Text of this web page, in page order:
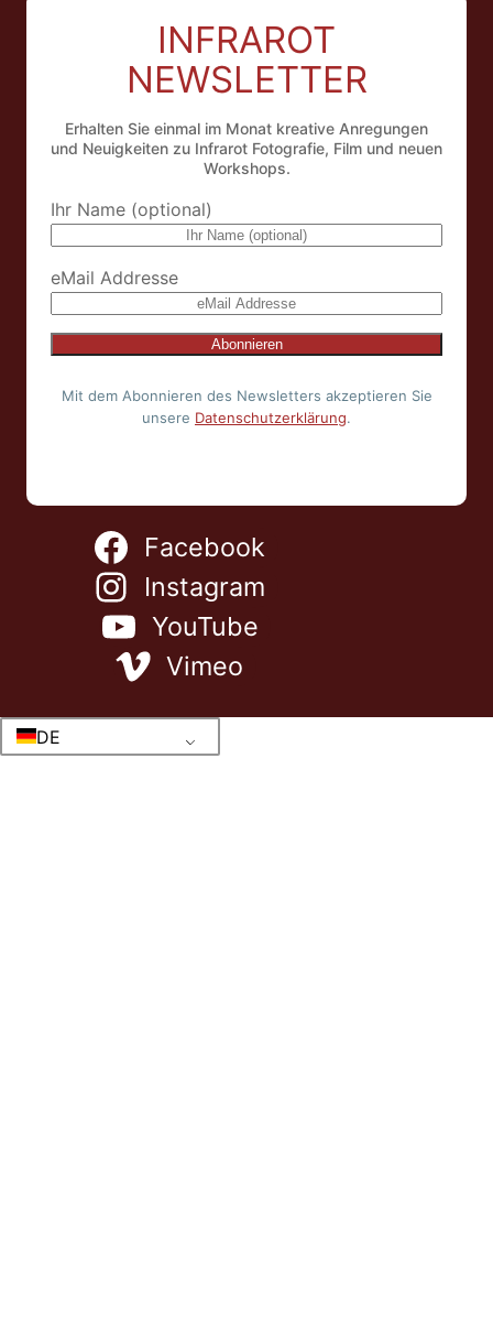
INFRAROT
NEWSLETTER
Erhalten Sie einmal im Monat kreative Anregungen
und Neuigkeiten zu Infrarot Fotografie, Film und neuen
Workshops.
Ihr Name (optional)
eMail Addresse
Mit dem Abonnieren des Newsletters akzeptieren Sie
unsere Datenschutzerklärung.
Facebook
Instagram
YouTube
Vimeo
DE